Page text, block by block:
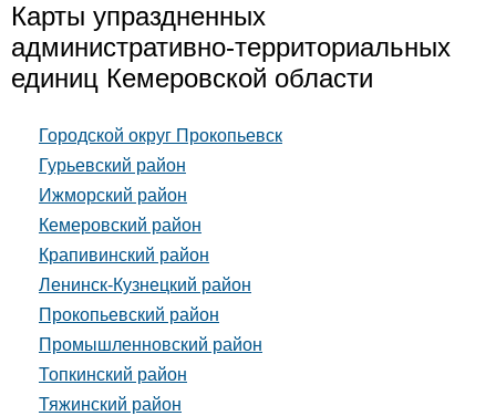
Карты упраздненных
административно-территориальных
единиц Кемеровской области
Городской округ Прокопьевск
Гурьевский район
Ижморский район
Кемеровский район
Крапивинский район
Ленинск-Кузнецкий район
Прокопьевский район
Промышленновский район
Топкинский район
Тяжинский район